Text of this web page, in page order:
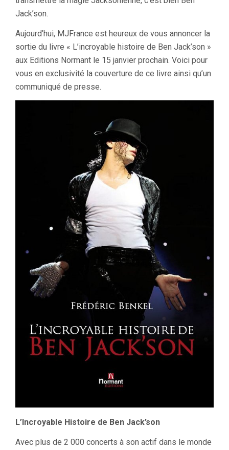
Jack’son.
Aujourd’hui, MJFrance est heureux de vous annoncer la
sortie du livre « L’incroyable histoire de Ben Jack’son »
aux Editions Normant le 15 janvier prochain. Voici pour
vous en exclusivité la couverture de ce livre ainsi qu’un
communiqué de presse.
L’Incroyable Histoire de Ben Jack’son
Avec plus de 2 000 concerts à son actif dans le monde